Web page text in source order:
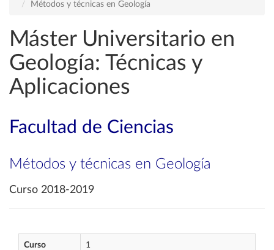
Métodos y técnicas en Geología
Máster Universitario en
Geología: Técnicas y
Aplicaciones
Facultad de Ciencias
Métodos y técnicas en Geología
Curso 2018-2019
Curso 1